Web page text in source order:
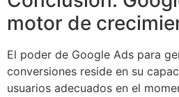
motor de
El poder de Google Ads para
conversiones reside en su
usuarios adecuados en el